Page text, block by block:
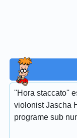
''Hora staccato''
violonist Jascha
programe sub